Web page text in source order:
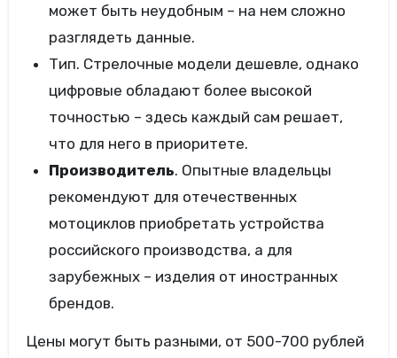
может быть неудобным – на нем сложно
разглядеть данные.
Тип. Стрелочные модели дешевле, однако
цифровые обладают более высокой
точностью – здесь каждый сам решает,
что для него в приоритете.
Производитель. Опытные владельцы
рекомендуют для отечественных
мотоциклов приобретать устройства
российского производства, а для
зарубежных – изделия от иностранных
брендов.
Цены могут быть разными, от 500-700 рублей